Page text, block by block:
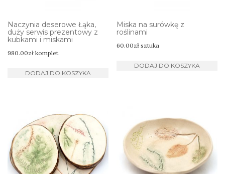
Naczynia deserowe Łąka,
duży serwis prezentowy z
kubkami i miskami
980.00zł komplet
DODAJ DO KOSZYKA
Miska na surówkę z
roślinami
60.00zł sztuka
DODAJ DO KOSZYKA